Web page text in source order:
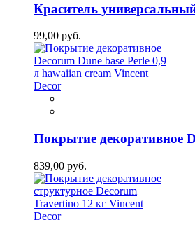
Краситель
99,00 руб.
Покрытие декоративное
839,00 руб.